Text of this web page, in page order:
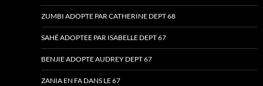
ZUMBI ADOPTE PAR CATHERINE DEPT 68
SAHÉ ADOPTEE PAR ISABELLE DEPT 67
BENJIE ADOPTE AUDREY DEPT 67
ZANIA EN FA DANS LE 67